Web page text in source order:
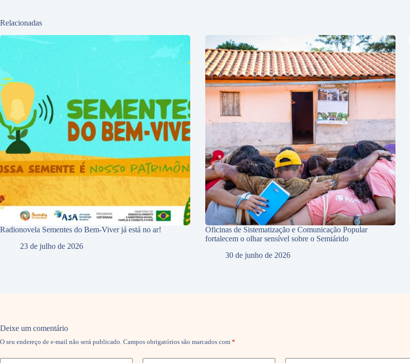
Relacionadas
Radionovela Sementes do Bem-Viver já está no ar!
23 de julho de 2026
Oficinas de Sistematização e Comunicação Popular
fortalecem o olhar sensível sobre o Semiárido
30 de junho de 2026
Deixe um comentário
O seu endereço de e-mail não será publicado. Campos obrigatórios são marcados com *